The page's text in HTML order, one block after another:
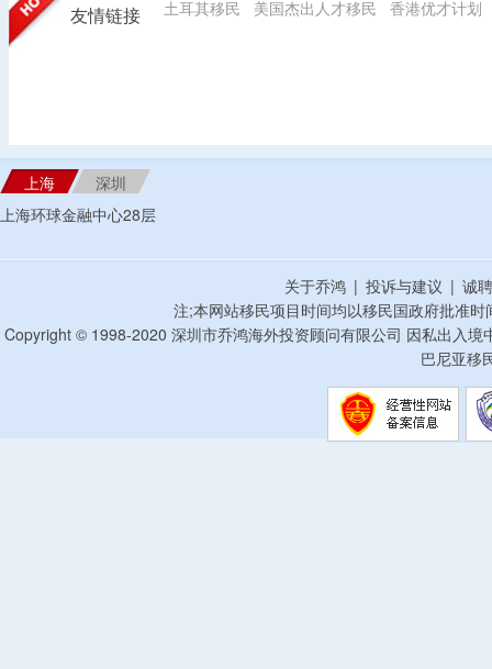
友情链接 土耳其移民 美国杰出人才移民 香港优才计划
上海
深圳
上海环球金融中心28层
关于乔鸿 | 投诉与建议 | 诚
注;本网站移民项目时间均以移民国政府批准
Copyright © 1998-2020 深圳市乔鸿海外投资顾问有限公司 因私出入
巴尼亚移